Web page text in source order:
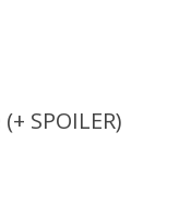
SPOILER)